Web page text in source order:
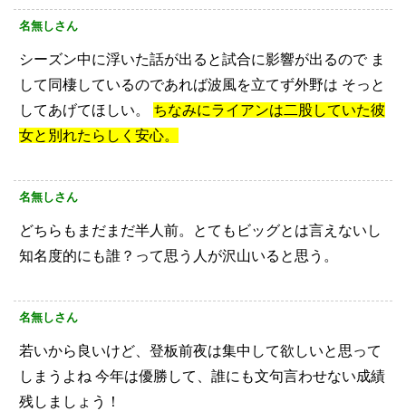
名無しさん
シーズン中に浮いた話が出ると試合に影響が出るのでま
して同棲しているのであれば波風を立てず外野は そっと
してあげてほしい。
ちなみにライアンは二股していた彼
女と別れたらしく安心。
名無しさん
どちらもまだまだ半人前。とてもビッグとは言えないし
知名度的にも誰？って思う人が沢山いると思う。
名無しさん
若いから良いけど、登板前夜は集中して欲しいと思って
しまうよね 今年は優勝して、誰にも文句言わせない成績
残しましょう！